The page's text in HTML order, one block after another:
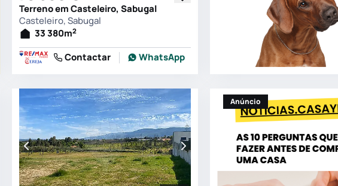
Terreno em Casteleiro, Sabugal
Casteleiro, Sabugal
33 380m2
Contactar WhatsApp
Anúncio